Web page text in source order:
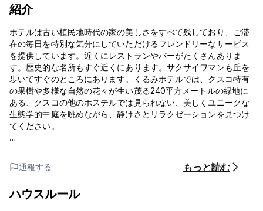
紹介
ホテルは古い植民地時代の家の美しさをすべて残しており、ご滞
在の毎日を特別な気分にしていただけるフレンドリーなサービス
を提供しています。近くにレストランやバーがたくさんありま
す。歴史的な名所もすぐ近くにあります。サクサイワマンも丘を
歩いてすぐのところにあります。くるみホテルでは、クスコ特有
の果樹や多様な自然の花々が生い茂る240平方メートルの緑地に
ある、クスコの他のホステルでは見られない、美しくユニークな
生態学的中庭を眺めながら、静けさとリラクゼーションを見つけ
てください。
少し高台にあり、古い石畳の通りを歩いてすぐです。街で最高の
場所の一つに位置することを光栄に思います。昼も夜も楽しめる
場所。
通報する もっと読む
ハウスルール